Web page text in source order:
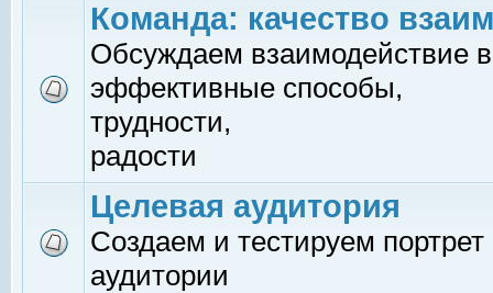
Команда: качество
Обсуждаем взаимодействие
эффективные способы,
трудности,
радости
Целевая аудитория
Создаем и тестируем
аудитории